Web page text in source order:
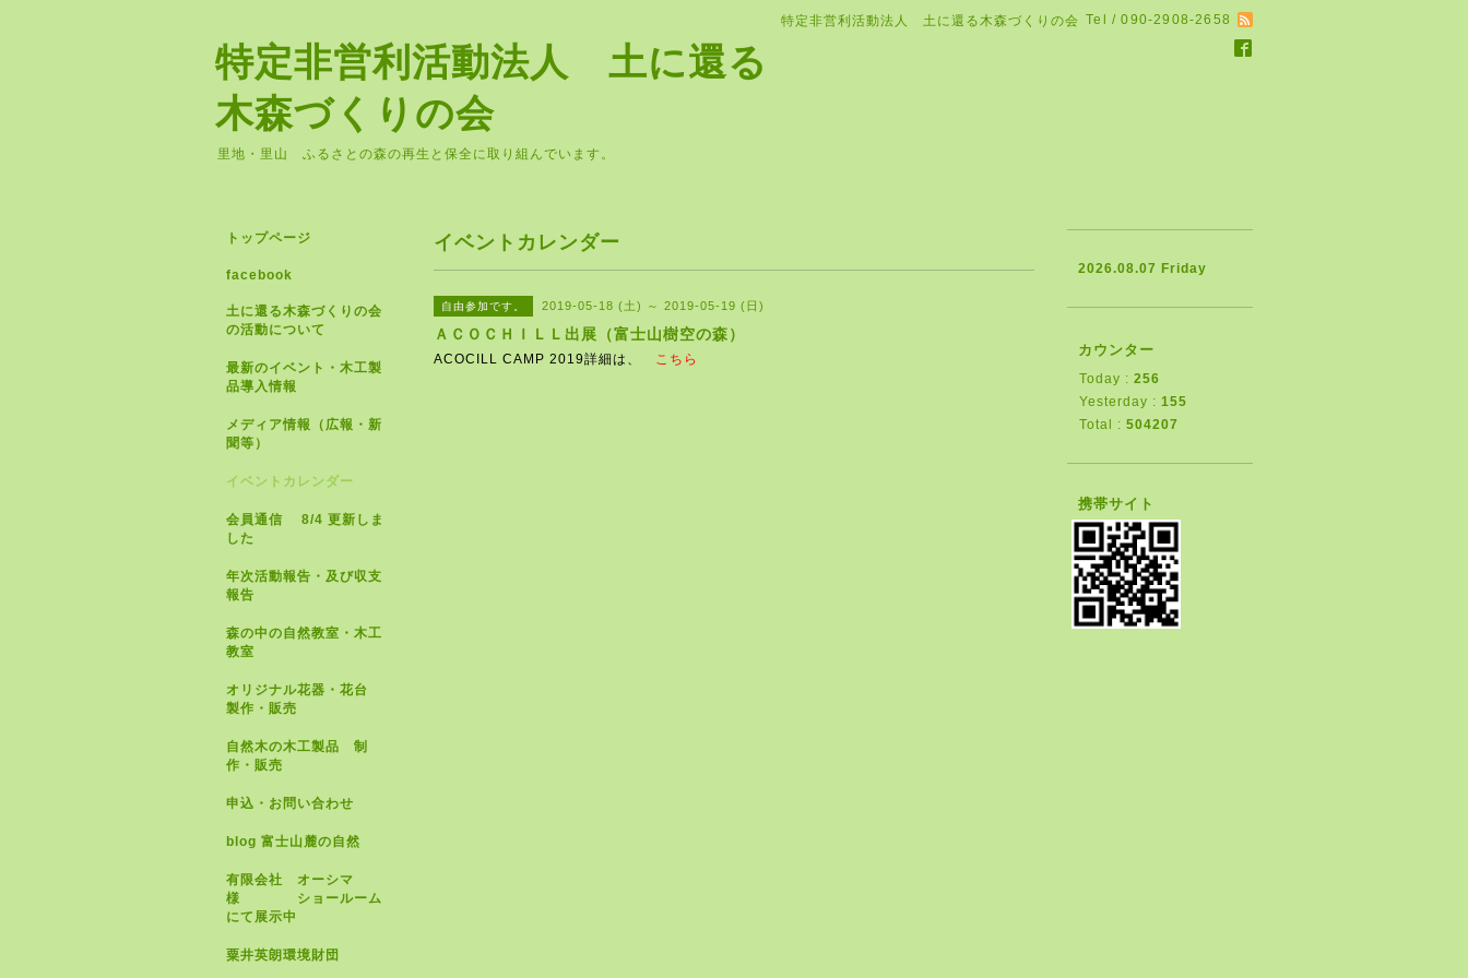
特定非営利活動法人 土に還る木森づくりの会 Tel / 090-2908-2658
特定非営利活動法人 土に還る
木森づくりの会
里地・里山 ふるさとの森の再生と保全に取り組んでいます。
イベントカレンダー
自由参加です。 2019-05-18 (土) ～ 2019-05-19 (日)
ＡＣＯＣＨＩＬＬ出展（富士山樹空の森）
ACOCILL CAMP 2019詳細は、 こちら
トップページ
facebook
土に還る木森づくりの会
の活動について
最新のイベント・木工製
品導入情報
メディア情報（広報・新
聞等）
イベントカレンダー
会員通信 8/4 更新しま
した
年次活動報告・及び収支
報告
森の中の自然教室・木工
教室
オリジナル花器・花台
製作・販売
自然木の木工製品 制
作・販売
申込・お問い合わせ
blog 富士山麓の自然
有限会社 オーシマ
様 ショールーム
にて展示中
粟井英朗環境財団
2026.08.07 Friday
カウンター
Today : 256
Yesterday : 155
Total : 504207
携帯サイト